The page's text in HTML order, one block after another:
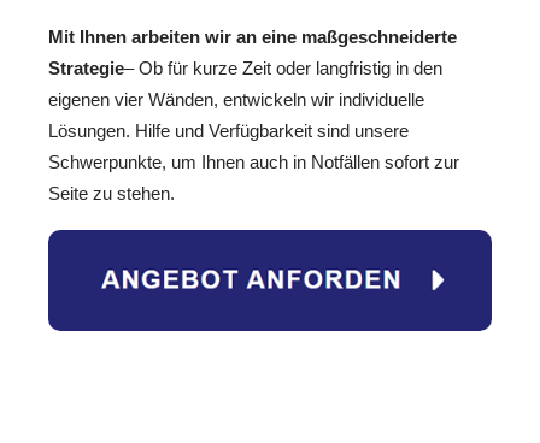
Mit Ihnen arbeiten wir an eine maßgeschneiderte
Strategie– Ob für kurze Zeit oder langfristig in den
eigenen vier Wänden, entwickeln wir individuelle
Lösungen. Hilfe und Verfügbarkeit sind unsere
Schwerpunkte, um Ihnen auch in Notfällen sofort zur
Seite zu stehen.